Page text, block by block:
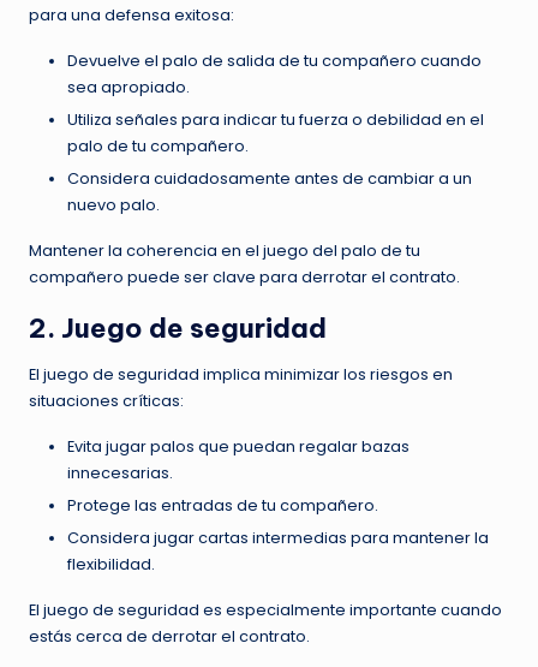
para una defensa exitosa:
Devuelve el palo de salida de tu compañero cuando
sea apropiado.
Utiliza señales para indicar tu fuerza o debilidad en el
palo de tu compañero.
Considera cuidadosamente antes de cambiar a un
nuevo palo.
Mantener la coherencia en el juego del palo de tu
compañero puede ser clave para derrotar el contrato.
2. Juego de seguridad
El juego de seguridad implica minimizar los riesgos en
situaciones críticas:
Evita jugar palos que puedan regalar bazas
innecesarias.
Protege las entradas de tu compañero.
Considera jugar cartas intermedias para mantener la
flexibilidad.
El juego de seguridad es especialmente importante cuando
estás cerca de derrotar el contrato.